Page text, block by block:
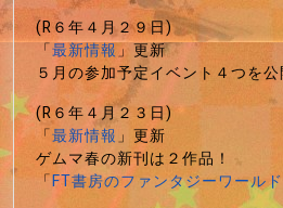
(R６年４月２９日)
「最新情報」更新
５月の参加予定イベント４つを公
(R６年４月２３日)
「最新情報」更新
ゲムマ春の新刊は２作品！
「FT書房のファンタジーワール